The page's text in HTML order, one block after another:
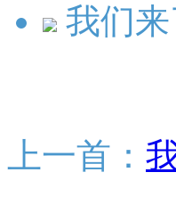
我们来
上一首：